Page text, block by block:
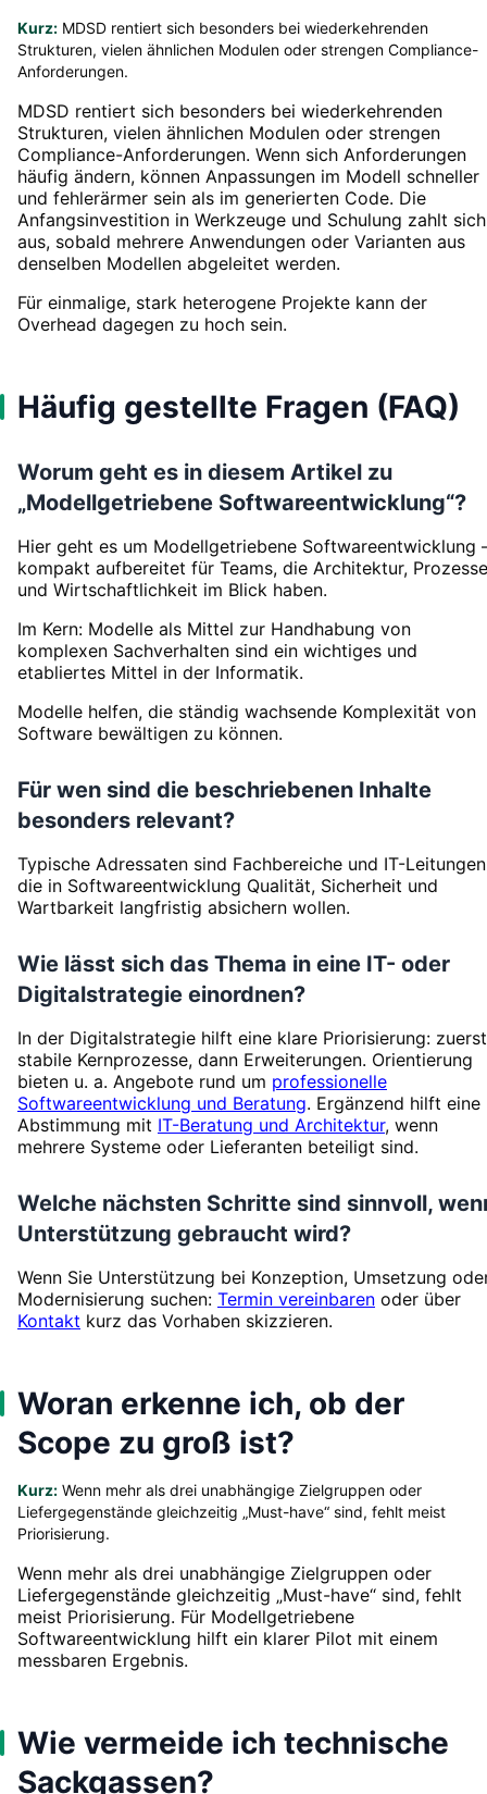
Kurz: MDSD rentiert sich besonders bei wiederkehrenden
Strukturen, vielen ähnlichen Modulen oder strengen Compliance-
Anforderungen.
MDSD rentiert sich besonders bei wiederkehrenden
Strukturen, vielen ähnlichen Modulen oder strengen
Compliance-Anforderungen. Wenn sich Anforderungen
häufig ändern, können Anpassungen im Modell schneller
und fehlerärmer sein als im generierten Code. Die
Anfangsinvestition in Werkzeuge und Schulung zahlt sich
aus, sobald mehrere Anwendungen oder Varianten aus
denselben Modellen abgeleitet werden.
Für einmalige, stark heterogene Projekte kann der
Overhead dagegen zu hoch sein.
Häufig gestellte Fragen (FAQ)
Worum geht es in diesem Artikel zu
„Modellgetriebene Softwareentwicklung“?
Hier geht es um Modellgetriebene Softwareentwicklung
kompakt aufbereitet für Teams, die Architektur, Prozesse
und Wirtschaftlichkeit im Blick haben.
Im Kern: Modelle als Mittel zur Handhabung von
komplexen Sachverhalten sind ein wichtiges und
etabliertes Mittel in der Informatik.
Modelle helfen, die ständig wachsende Komplexität von
Software bewältigen zu können.
Für wen sind die beschriebenen Inhalte
besonders relevant?
Typische Adressaten sind Fachbereiche und IT-
die in Softwareentwicklung Qualität, Sicherheit und
Wartbarkeit langfristig absichern wollen.
Wie lässt sich das Thema in eine IT- oder
Digitalstrategie einordnen?
In der Digitalstrategie hilft eine klare Priorisierung: zuerst
stabile Kernprozesse, dann Erweiterungen. Orientierung
bieten u. a. Angebote rund um professionelle
Softwareentwicklung und Beratung. Ergänzend hilft eine
Abstimmung mit IT-Beratung und Architektur, wenn
mehrere Systeme oder Lieferanten beteiligt sind.
Welche nächsten Schritte sind sinnvoll,
Unterstützung gebraucht wird?
Wenn Sie Unterstützung bei Konzeption, Umsetzung
Modernisierung suchen: Termin vereinbaren oder über
Kontakt kurz das Vorhaben skizzieren.
Woran erkenne ich, ob der
Scope zu groß ist?
Kurz: Wenn mehr als drei unabhängige Zielgruppen oder
Liefergegenstände gleichzeitig „Must-have“ sind, fehlt meist
Priorisierung.
Wenn mehr als drei unabhängige Zielgruppen oder
Liefergegenstände gleichzeitig „Must-have“ sind, fehlt
meist Priorisierung. Für Modellgetriebene
Softwareentwicklung hilft ein klarer Pilot mit einem
messbaren Ergebnis.
Wie vermeide ich technische
Sackgassen?